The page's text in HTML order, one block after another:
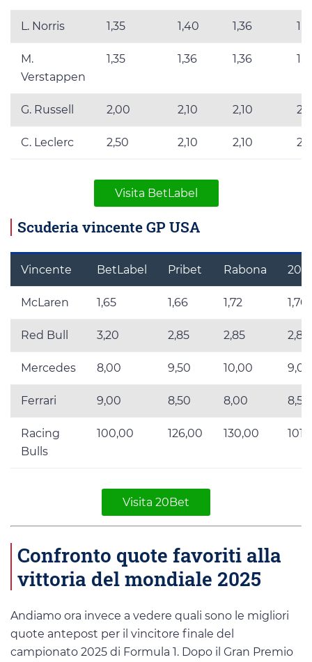
L. Norris 1,35 1,40 1,36
M.
Verstappen
1,35 1,36 1,36
G. Russell 2,00 2,10 2,10
C. Leclerc 2,50 2,10 2,10
Visita BetLabel
Scuderia vincente GP USA
Vincente BetLabel Pribet Rabona
McLaren 1,65 1,66 1,72 1,70
Red Bull 3,20 2,85 2,85 2,88
Mercedes 8,00 9,50 10,00 9,02
Ferrari 9,00 8,50 8,00 8,52
Racing
Bulls
100,00 126,00 130,00
Visita 20Bet
Confronto quote favoriti alla
vittoria del mondiale 2025
Andiamo ora invece a vedere quali sono le migliori
quote antepost per il vincitore finale del
campionato 2025 di Formula 1. Dopo il Gran Premio